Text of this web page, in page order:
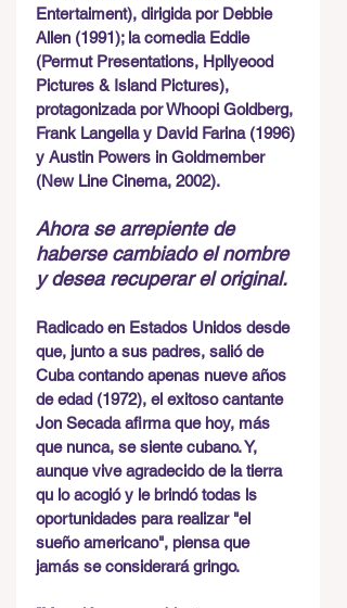
Entertaiment), dirigida por Debbie
Allen (1991); la comedia Eddie
(Permut Presentations, Hpllyeood
Pictures & Island Pictures),
protagonizada por Whoopi Goldberg,
Frank Langella y David Farina (1996)
y Austin Powers in Goldmember
(New Line Cinema, 2002).
Ahora se arrepiente de
haberse cambiado el nombre
y desea recuperar el original.
Radicado en Estados Unidos desde
que, junto a sus padres, salió de
Cuba contando apenas nueve años
de edad (1972), el exitoso cantante
Jon Secada afirma que hoy, más
que nunca, se siente cubano. Y,
aunque vive agradecido de la tierra
qu lo acogió y le brindó todas ls
oportunidades para realizar "el
sueño americano", piensa que
jamás se considerará gringo.